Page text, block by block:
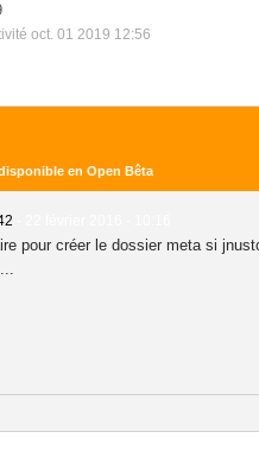
oct. 01 2019 12:56
en Open Bêta
pour créer le dossier meta si